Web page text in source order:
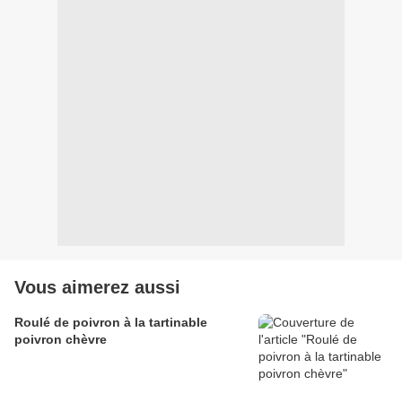
Vous aimerez aussi
Roulé de poivron à la tartinable
poivron chèvre